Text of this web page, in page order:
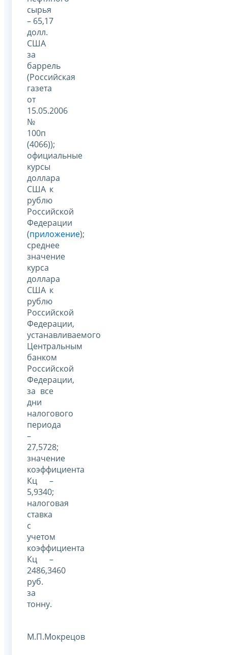
сырья
– 65,17
долл.
США
за
баррель
(Российская
газета
от
15.05.2006
№
100п
(4066));
официальные
курсы
доллара
США к
рублю
Российской
Федерации
(приложение);
среднее
значение
курса
доллара
США к
рублю
Российской
Федерации,
устанавливаемого
Центральным
банком
Российской
Федерации,
за все
дни
налогового
периода
–
27,5728;
значение
коэффициента
Кц –
5,9340;
налоговая
ставка
с
учетом
коэффициента
Кц –
2486,3460
руб.
за
тонну.
М.П.Мокрецов